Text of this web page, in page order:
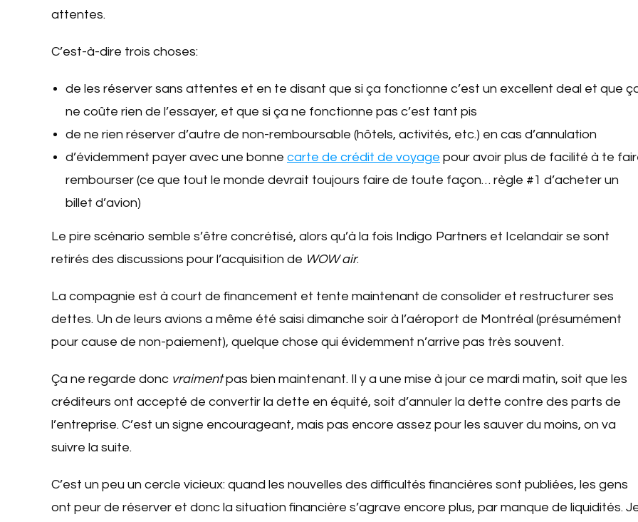
attentes.
C’est-à-dire trois choses:
de les réserver sans attentes et en te disant que si ça fonctionne c’est un excellent deal et que
ne coûte rien de l’essayer, et que si ça ne fonctionne pas c’est tant pis
de ne rien réserver d’autre de non-remboursable (hôtels, activités, etc.) en cas d’annulation
d’évidemment payer avec une bonne carte de crédit de voyage pour avoir plus de facilité à te
rembourser (ce que tout le monde devrait toujours faire de toute façon… règle #1 d’acheter un
billet d’avion)
Le pire scénario semble s’être concrétisé, alors qu’à la fois Indigo Partners et Icelandair se sont
retirés des discussions pour l’acquisition de WOW air.
La compagnie est à court de financement et tente maintenant de consolider et restructurer ses
dettes. Un de leurs avions a même été saisi dimanche soir à l’aéroport de Montréal (présumément
pour cause de non-paiement), quelque chose qui évidemment n’arrive pas très souvent.
Ça ne regarde donc vraimentpas bien maintenant. Il y a une mise à jour ce mardi matin, soit que les
créditeurs ont accepté de convertir la dette en équité, soit d’annuler la dette contre des parts de
l’entreprise. C’est un signe encourageant, mais pas encore assez pour les sauver du moins, on va
suivre la suite.
C’est un peu un cercle vicieux: quand les nouvelles des difficultés financières sont publiées, les gens
ont peur de réserver et donc la situation financière s’agrave encore plus, par manque de liquidités.